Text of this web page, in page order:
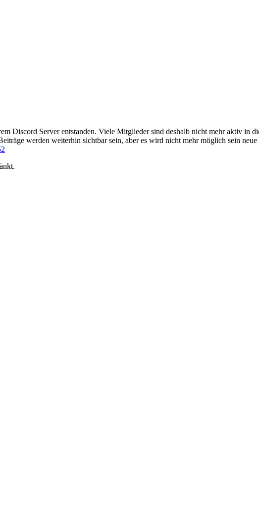
Discord Server entstanden. Viele Mitglieder sind deshalb nicht mehr aktiv in
werden weiterhin sichtbar sein, aber es wird nicht mehr möglich sein